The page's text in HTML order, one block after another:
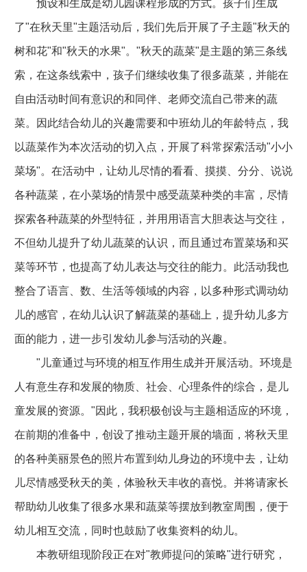
预设和生成是幼儿园课程形成的方式。孩子们生成
了"在秋天里"主题活动后，我们先后开展了子主题"秋天的
树和花"和"秋天的水果"。"秋天的蔬菜"是主题的第三条线
索，在这条线索中，孩子们继续收集了很多蔬菜，并能在
自由活动时间有意识的和同伴、老师交流自己带来的蔬
菜。因此结合幼儿的兴趣需要和中班幼儿的年龄特点，我
以蔬菜作为本次活动的切入点，开展了科常探索活动"小小
菜场"。在活动中，让幼儿尽情的看看、摸摸、分分、说说
各种蔬菜，在小菜场的情景中感受蔬菜种类的丰富，尽情
探索各种蔬菜的外型特征，并用用语言大胆表达与交往，
不但幼儿提升了幼儿蔬菜的认识，而且通过布置菜场和买
菜等环节，也提高了幼儿表达与交往的能力。此活动我也
整合了语言、数、生活等领域的内容，以多种形式调动幼
儿的感官，在幼儿认识了解蔬菜的基础上，提升幼儿多方
面的能力，进一步引发幼儿参与活动的兴趣。
"儿童通过与环境的相互作用生成并开展活动。环境是
人有意生存和发展的物质、社会、心理条件的综合，是儿
童发展的资源。"因此，我积极创设与主题相适应的环境，
在前期的准备中，创设了推动主题开展的墙面，将秋天里
的各种美丽景色的照片布置到幼儿身边的环境中去，让幼
儿尽情感受秋天的美，体验秋天丰收的喜悦。并将请家长
帮助幼儿收集了很多水果和蔬菜等摆放到教室周围，便于
幼儿相互交流，同时也鼓励了收集资料的幼儿。
本教研组现阶段正在对"教师提问的策略"进行研究，